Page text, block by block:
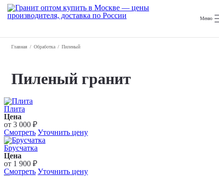
Меню
Главная Обработка Пиленый
Пиленый гранит
Плита
Цена
от 3 000 ₽
Смотреть Уточнить цену
Брусчатка
Цена
от 1 900 ₽
Смотреть Уточнить цену